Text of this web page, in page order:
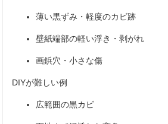
薄い黒ずみ・軽度のカビ跡
壁紙端部の軽い浮き・剥がれ
画鋲穴・小さな傷
DIYが難しい例
広範囲の黒カビ